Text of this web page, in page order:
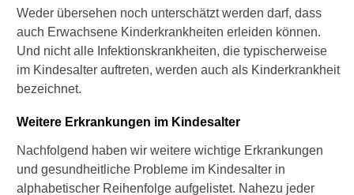
Weder übersehen noch unterschätzt werden darf, dass
auch Erwachsene Kinderkrankheiten erleiden können.
Und nicht alle Infektionskrankheiten, die typischerweise
im Kindesalter auftreten, werden auch als Kinderkrankheit
bezeichnet.
Weitere Erkrankungen im Kindesalter
Nachfolgend haben wir weitere wichtige Erkrankungen
und gesundheitliche Probleme im Kindesalter in
alphabetischer Reihenfolge aufgelistet. Nahezu jeder
o
h
r
e
t
ü
n
d
u
n